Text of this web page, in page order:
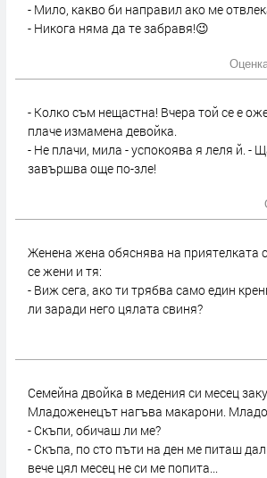
- Мило, какво би направил ако ме
- Никога няма да те забравя!😉
- Колко съм нещастна! Вчера той се е
плаче измамена девойка.
- Не плачи, мила - успокоява я леля й. -
завършва още по-зле!
Женена жена обяснява на приятелката
се жени и тя:
- Виж сега, ако ти трябва само един
ли заради него цялата свиня?
Семейна двойка в медения си месец
Младоженецът нагъва макарони.
- Скъпи, обичаш ли ме?
- Скъпа, по сто пъти на ден ме питаш
вече цял месец не си ме попита...